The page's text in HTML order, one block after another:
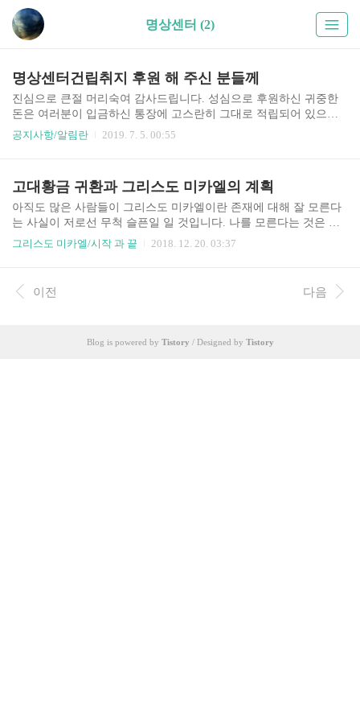
명상센터 (2)
명상센터건립취지 후원 해 주신 분들께
진심으로 큰절 머리숙여 감사드립니다. 성심으로 후원하신 귀중한
돈은 여러분이 입금하신 통장에 고스란히 그대로 적립되어 있으며,
지난 5월 종합소득세 신고시 '기타소득' 으로 분류하여 정직하게 신
공지사항/알림란 2019. 7. 5. 00:55
고대황금 귀환과 그리스도 미카엘의 계획
아직도 많은 사람들이 그리스도 미카엘이란 존재에 대해 잘 모른다
는 사실이 저로선 무척 슬픈일 일 것입니다. 나를 모른다는 것은 곧
앞으로 여러분의 생명이 어찌 될 것인지에 대해 전혀 모른다는 것입
그리스도 미카엘/시작 과 끝 2018. 12. 20. 03:37
이전 다음
Blog is powered by Tistory / Designed by Tistory